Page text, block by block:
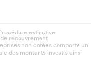
extinctive
recouvrement
non cotées comporte un
des montants investis ainsi